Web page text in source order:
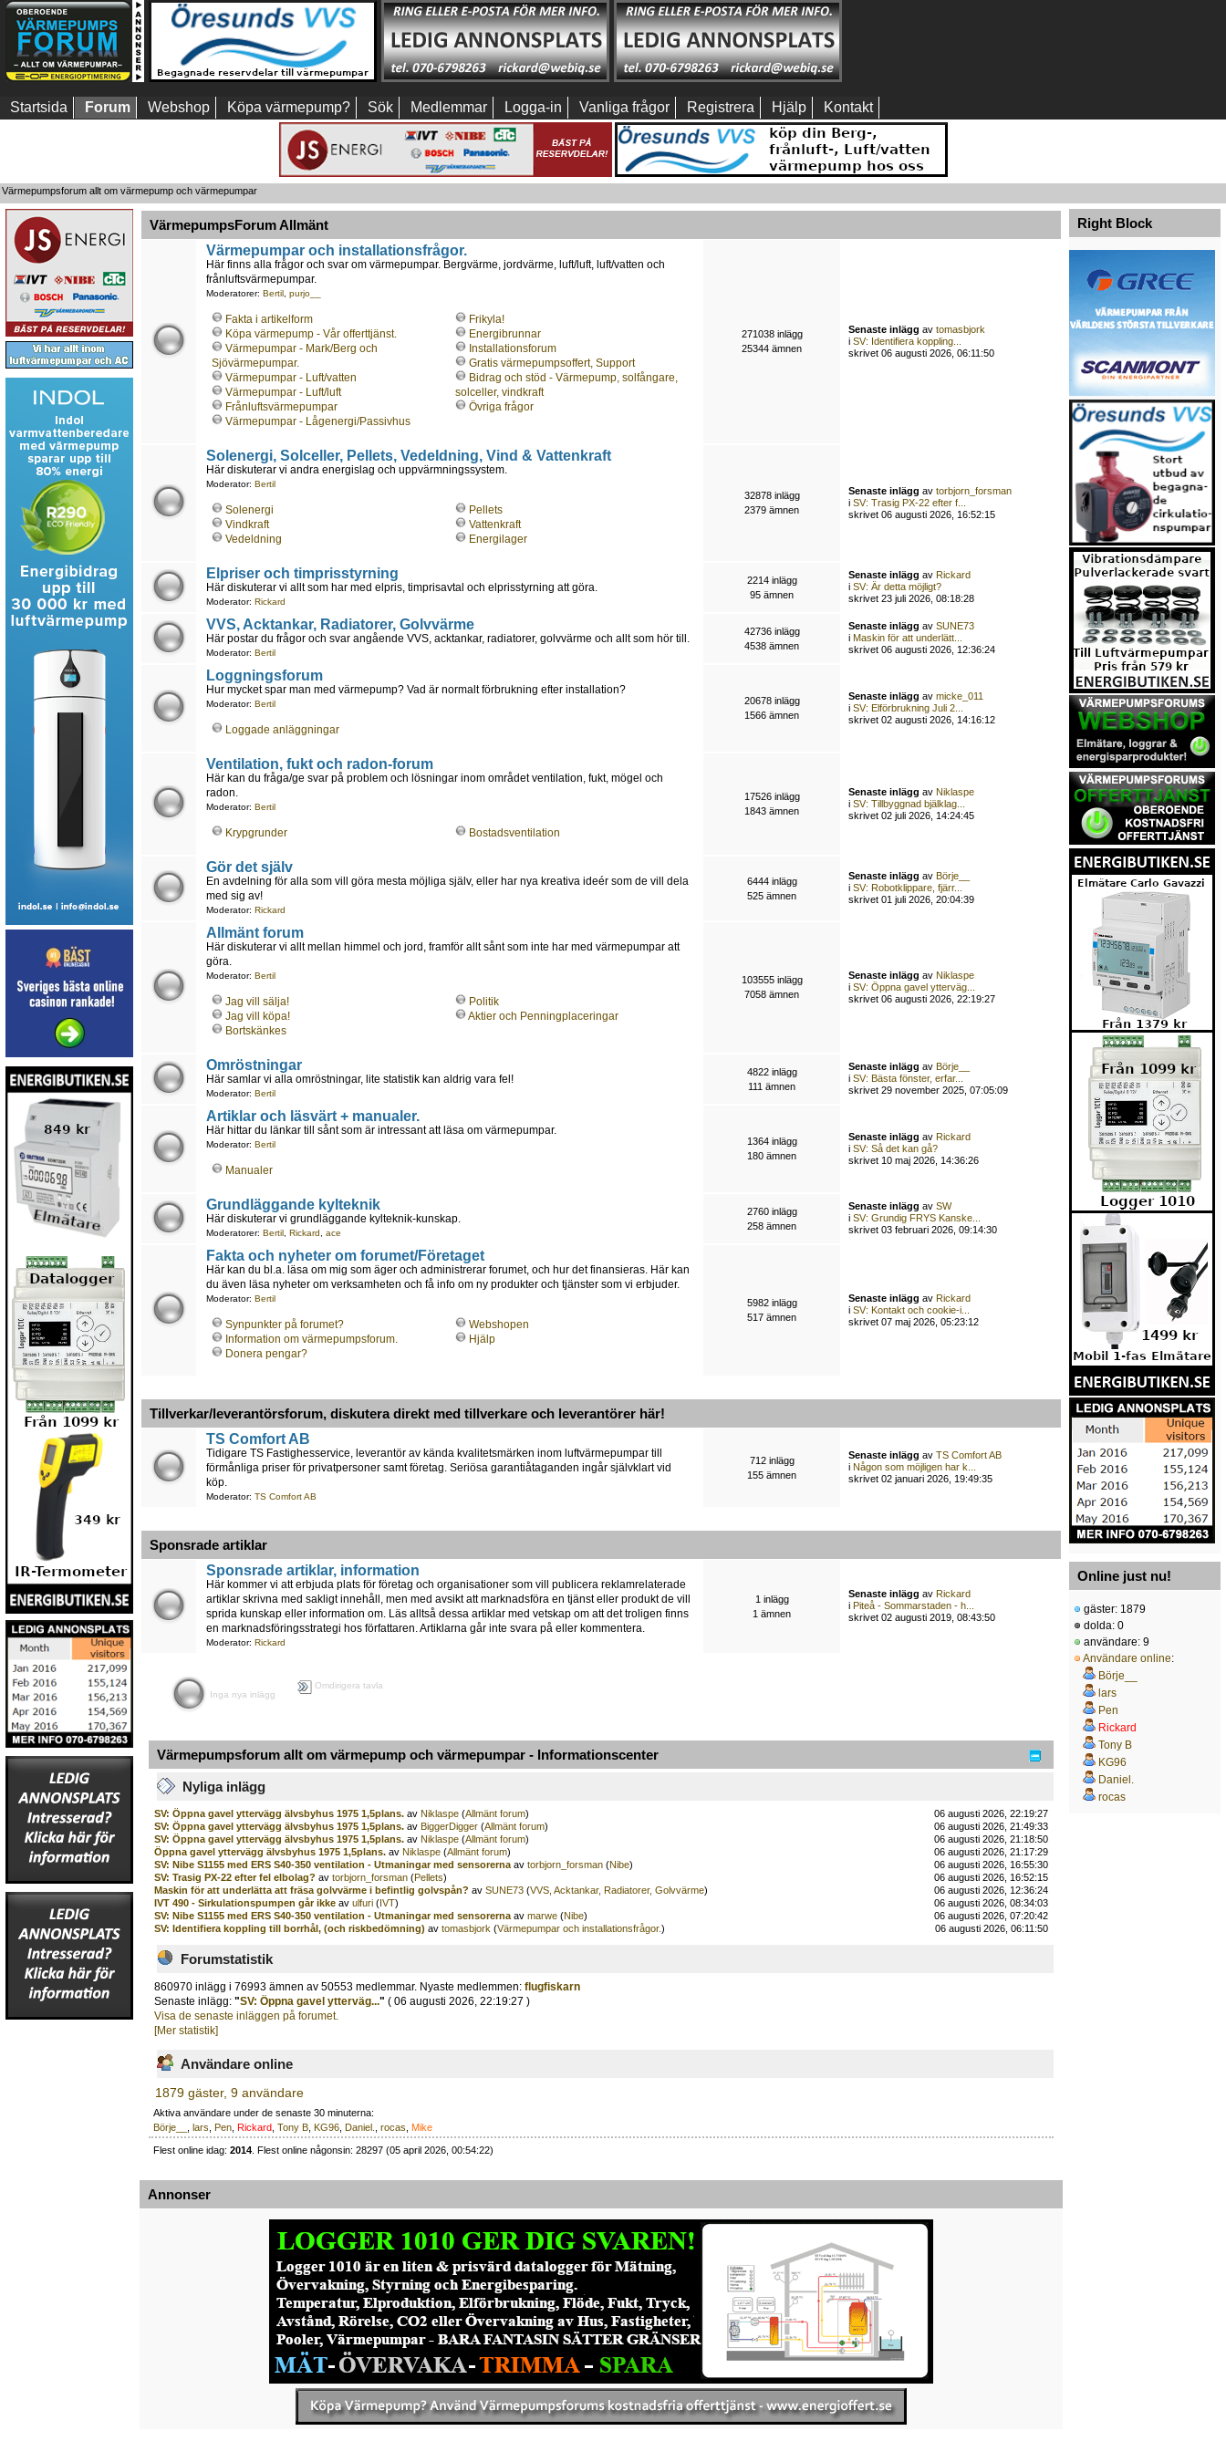
Startsida Forum Webshop Köpa värmepump? Sök Medlemmar Logga-in Vanliga frågor Registrera Hjälp Kontakt
Värmepumpsforum allt om värmepump och värmepumpar
VärmepumpsForum Allmänt
Värmepumpar och installationsfrågor.
Här finns alla frågor och svar om värmepumpar. Bergvärme, jordvärme, luft/luft, luft/vatten och
frånluftsvärmepumpar.
Moderatorer: Bertil, purjo__
Fakta i artikelform
Köpa värmepump - Vår offerttjänst.
Värmepumpar - Mark/Berg och
Sjövärmepumpar.
Värmepumpar - Luft/vatten
Värmepumpar - Luft/luft
Frånluftsvärmepumpar
Värmepumpar - Lågenergi/Passivhus
Frikyla!
Energibrunnar
Installationsforum
Gratis värmepumpsoffert, Support
Bidrag och stöd - Värmepump, solfångare,
solceller, vindkraft
Övriga frågor
271038 inlägg
25344 ämnen
Senaste inlägg avtomasbjork
iSV: Identifiera koppling...
skrivet 06 augusti 2026, 06:11:50
Solenergi, Solceller, Pellets, Vedeldning, Vind & Vattenkraft
Här diskuterar vi andra energislag och uppvärmningssystem.
Moderator: Bertil
Solenergi
Vindkraft
Vedeldning
Pellets
Vattenkraft
Energilager
32878 inlägg
2379 ämnen
Senaste inlägg avtorbjorn_forsman
iSV: Trasig PX-22 efter f...
skrivet 06 augusti 2026, 16:52:15
Elpriser och timprisstyrning
Här diskuterar vi allt som har med elpris, timprisavtal och elprisstyrning att göra.
Moderator: Rickard
2214 inlägg
95 ämnen
Senaste inlägg avRickard
iSV: Är detta möjligt?
skrivet 23 juli 2026, 08:18:28
VVS, Acktankar, Radiatorer, Golvvärme
Här postar du frågor och svar angående VVS, acktankar, radiatorer, golvvärme och allt som hör till.
Moderator: Bertil
42736 inlägg
4538 ämnen
Senaste inlägg avSUNE73
iMaskin för att underlätt...
skrivet 06 augusti 2026, 12:36:24
Loggningsforum
Hur mycket spar man med värmepump? Vad är normalt förbrukning efter installation?
Moderator: Bertil
Loggade anläggningar
20678 inlägg
1566 ämnen
Senaste inlägg avmicke_011
iSV: Elförbrukning Juli 2...
skrivet 02 augusti 2026, 14:16:12
Ventilation, fukt och radon-forum
Här kan du fråga/ge svar på problem och lösningar inom området ventilation, fukt, mögel och
radon.
Moderator: Bertil
Krypgrunder Bostadsventilation
17526 inlägg
1843 ämnen
Senaste inlägg avNiklaspe
iSV: Tillbyggnad bjälklag...
skrivet 02 juli 2026, 14:24:45
Gör det själv
En avdelning för alla som vill göra mesta möjliga själv, eller har nya kreativa ideér som de vill dela
med sig av!
Moderator: Rickard
6444 inlägg
525 ämnen
Senaste inlägg avBörje__
iSV: Robotklippare, fjärr...
skrivet 01 juli 2026, 20:04:39
Allmänt forum
Här diskuterar vi allt mellan himmel och jord, framför allt sånt som inte har med värmepumpar att
göra.
Moderator: Bertil
Jag vill sälja!
Jag vill köpa!
Bortskänkes
Politik
Aktier och Penningplaceringar
103555 inlägg
7058 ämnen
Senaste inlägg avNiklaspe
iSV: Öppna gavel ytterväg...
skrivet 06 augusti 2026, 22:19:27
Omröstningar
Här samlar vi alla omröstningar, lite statistik kan aldrig vara fel!
Moderator: Bertil
4822 inlägg
111 ämnen
Senaste inlägg avBörje__
iSV: Bästa fönster, erfar...
skrivet 29 november 2025, 07:05:09
Artiklar och läsvärt + manualer.
Här hittar du länkar till sånt som är intressant att läsa om värmepumpar.
Moderator: Bertil
Manualer
1364 inlägg
180 ämnen
Senaste inlägg avRickard
iSV: Så det kan gå?
skrivet 10 maj 2026, 14:36:26
Grundläggande kylteknik
Här diskuterar vi grundläggande kylteknik-kunskap.
Moderatorer: Bertil, Rickard ace
2760 inlägg
258 ämnen
Senaste inlägg avSW
iSV: Grundig FRYS Kanske...
skrivet 03 februari 2026, 09:14:30
Fakta och nyheter om forumet/Företaget
Här kan du bl.a. läsa om mig som äger och administrerar forumet, och hur det finansieras. Här kan
du även läsa nyheter om verksamheten och få info om ny produkter och tjänster som vi erbjuder.
Moderator: Bertil
Synpunkter på forumet?
Information om värmepumpsforum.
Donera pengar?
Webshopen
Hjälp
5982 inlägg
517 ämnen
Senaste inlägg avRickard
iSV: Kontakt och cookie-i...
skrivet 07 maj 2026, 05:23:12
Tillverkar/leverantörsforum, diskutera direkt med tillverkare och leverantörer här!
TS Comfort AB
Tidigare TS Fastighesservice, leverantör av kända kvalitetsmärken inom luftvärmepumpar till
förmånliga priser för privatpersoner samt företag. Seriösa garantiåtaganden ingår självklart vid
köp.
Moderator: TS Comfort AB
712 inlägg
155 ämnen
Senaste inlägg avTS Comfort AB
iNågon som möjligen har k...
skrivet 02 januari 2026, 19:49:35
Sponsrade artiklar
Sponsrade artiklar, information
Här kommer vi att erbjuda plats för företag och organisationer som vill publicera reklamrelaterade
artiklar skrivna med sakligt innehåll, men med avsikt att marknadsföra en tjänst eller produkt de vill
sprida kunskap eller information om. Läs alltså dessa artiklar med vetskap om att det troligen finns
en marknadsföringsstrategi hos författaren. Artiklarna går inte svara på eller kommentera.
Moderator: Rickard
1 inlägg
1 ämnen
Senaste inlägg avRickard
iPiteå - Sommarstaden - h...
skrivet 02 augusti 2019, 08:43:50
Inga nya inlägg
Omdirigera tavla
Värmepumpsforum allt om värmepump och värmepumpar - Informationscenter
Nyliga inlägg
SV: Öppna gavel yttervägg älvsbyhus 1975 1,5plans.av Niklaspe(Allmänt forum)
06 augusti 2026, 22:19:27
SV: Öppna gavel yttervägg älvsbyhus 1975 1,5plans.av BiggerDigger(Allmänt forum)
06 augusti 2026, 21:49:33
SV: Öppna gavel yttervägg älvsbyhus 1975 1,5plans.av Niklaspe(Allmänt forum)
06 augusti 2026, 21:18:50
Öppna gavel yttervägg älvsbyhus 1975 1,5plans.av Niklaspe(Allmänt forum)
06 augusti 2026, 21:17:29
SV: Nibe S1155 med ERS S40-350 ventilation - Utmaningar med sensorernaav torbjorn_forsman(Nibe)
06 augusti 2026, 16:55:30
SV: Trasig PX-22 efter fel elbolag? av torbjorn_forsman(Pellets)
06 augusti 2026, 16:52:15
Maskin för att underlätta att fräsa golvvärme i befintlig golvspån? av SUNE73(VVS, Acktankar, Radiatorer, Golvvärme)
06 augusti 2026, 12:36:24
IVT 490 - Sirkulationspumpen går ikkeav ulfuri(IVT)
06 augusti 2026, 08:34:03
SV: Nibe S1155 med ERS S40-350 ventilation - Utmaningar med sensorernaav marwe(Nibe)
06 augusti 2026, 07:20:42
SV: Identifiera koppling till borrhål, (och riskbedömning) av tomasbjork (Värmepumpar och installationsfrågor.) 06 augusti 2026, 06:11:50
Forumstatistik
860970 inlägg i 76993 ämnen av 50553 medlemmar. Nyaste medlemmen:flugfiskarn
Senaste inlägg:"SV: Öppna gavel ytterväg..." ( 06 augusti 2026, 22:19:27 )
Visa de senaste inläggen på forumet.
[Mer statistik]
Användare online
1879 gäster, 9 användare
Aktiva användare under de senaste 30 minuterna:
Börje__
,lars ,Pen ,Rickard ,Tony B ,KG96 ,Daniel. ,rocas ,Mike
Flest online idag:2014 . Flest online någonsin: 28297 (05 april 2026, 00:54:22)
Annonser
Right Block
Online just nu!
gäster: 1879
dolda: 0
användare: 9
Användare online:
Börje__
lars
Pen
Rickard
Tony B
KG96
Daniel.
rocas